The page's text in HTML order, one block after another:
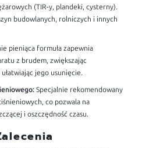
(TIR-y, plandeki, cysterny).
budowlanych, rolniczych i innych
pieniąca formuła zapewnia
z brudem, zwiększając
jego usunięcie.
Specjalnie rekomendowany
co pozwala na
i oszczędność czasu.